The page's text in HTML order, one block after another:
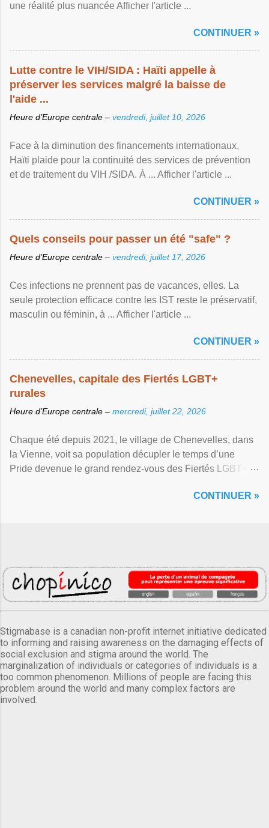
une réalité plus nuancée Afficher l'article ...
CONTINUER »
Lutte contre le VIH/SIDA : Haïti appelle à
préserver les services malgré la baisse de
l'aide ...
Heure d’Europe centrale – vendredi, juillet 10, 2026
Face à la diminution des financements internationaux,
Haïti plaide pour la continuité des services de prévention
et de traitement du VIH /SIDA. À ... Afficher l'article ...
CONTINUER »
Quels conseils pour passer un été "safe" ?
Heure d’Europe centrale – vendredi, juillet 17, 2026
Ces infections ne prennent pas de vacances, elles. La
seule protection efficace contre les IST reste le préservatif,
masculin ou féminin, à ... Afficher l'article ...
CONTINUER »
Chenevelles, capitale des Fiertés LGBT+
rurales
Heure d’Europe centrale – mercredi, juillet 22, 2026
Chaque été depuis 2021, le village de Chenevelles, dans
la Vienne, voit sa population décupler le temps d’une
Pride devenue le grand rendez-vous des Fiertés LGBT+
CONTINUER »
Stigmabase is a canadian non-profit internet initiative dedicated
to informing and raising awareness on the damaging effects of
social exclusion and stigma around the world. The
marginalization of individuals or categories of individuals is a
too common phenomenon. Millions of people are facing this
problem around the world and many complex factors are
involved.